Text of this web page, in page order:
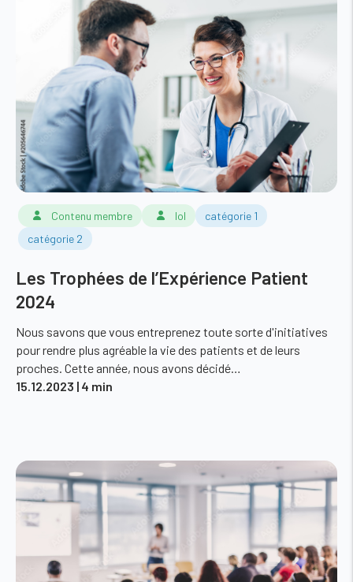
Contenu membre lol
catégorie 1
catégorie 2
Les Trophées de l’Expérience Patient
2024
Nous savons que vous entreprenez toute sorte d'initiatives
pour rendre plus agréable la vie des patients et de leurs
proches. Cette année, nous avons décidé…
15.12.2023 | 4 min